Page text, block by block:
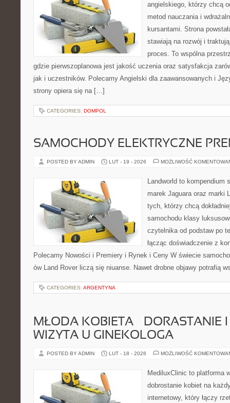
angielskiego, którzy chcą
metod nauczania i
kursantami. Strona
stawiają na rozwój i
proces. To wspólna
gdzie pierwszoplanowa jest jakość uczenia oraz satysfakcja
jak i uczestników. Polecamy Angielski dla zaawansowanych i
strony opiera się na […]
CATEGORIES: DOMPOL
SAMOCHODY ELEKTRYCZNE
POSTED BY ADMIN LUT - 19 - 2026 MOŻLIWOŚĆ
Landworld to kompendium
marek Jaguara oraz marki
tych, którzy chcą
samochodu klasy
czytelnika od podstaw po
łącząc doświadczenie z
Polecamy Nowości i Premiery i Rynek i Ceny W świecie
ów Land Rover liczą się niuanse. Nawet drobne objawy potrafią
CATEGORIES: ARGENTYNA
MŁODA KOBIETA – DORASTANIE
WIZYTA U GINEKOLOGA
POSTED BY ADMIN LUT - 18 - 2026 MOŻLIWOŚĆ
MediluxClinic to platforma
dobrostanie kobiet na
internetowy, który łączy